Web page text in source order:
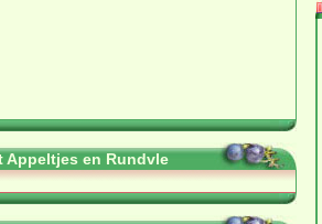
Appeltjes en Rundvle